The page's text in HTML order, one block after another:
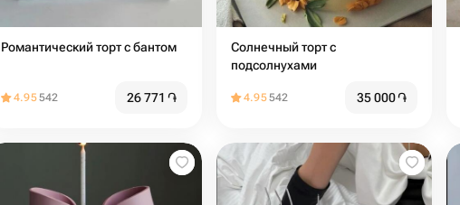
Романтический торт с бантом
4.95542 26 771 ֏
Солнечный торт с
подсолнухами
4.95542 35 000֏